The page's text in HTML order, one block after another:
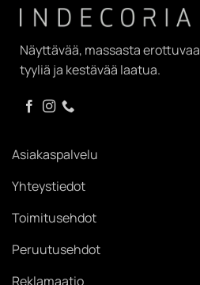
Näyttävää, massasta erottuvaa
tyyliä ja kestävää laatua.
Asiakaspalvelu
Yhteystiedot
Toimitusehdot
Peruutusehdot
Reklamaatio